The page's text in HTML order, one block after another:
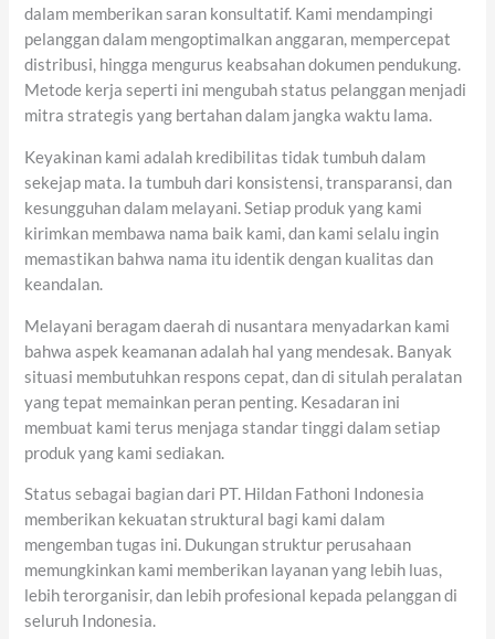
dalam memberikan saran konsultatif. Kami mendampingi
pelanggan dalam mengoptimalkan anggaran, mempercepat
distribusi, hingga mengurus keabsahan dokumen pendukung.
Metode kerja seperti ini mengubah status pelanggan menjadi
mitra strategis yang bertahan dalam jangka waktu lama.
Keyakinan kami adalah kredibilitas tidak tumbuh dalam
sekejap mata. Ia tumbuh dari konsistensi, transparansi, dan
kesungguhan dalam melayani. Setiap produk yang kami
kirimkan membawa nama baik kami, dan kami selalu ingin
memastikan bahwa nama itu identik dengan kualitas dan
keandalan.
Melayani beragam daerah di nusantara menyadarkan kami
bahwa aspek keamanan adalah hal yang mendesak. Banyak
situasi membutuhkan respons cepat, dan di situlah peralatan
yang tepat memainkan peran penting. Kesadaran ini
membuat kami terus menjaga standar tinggi dalam setiap
produk yang kami sediakan.
Status sebagai bagian dari PT. Hildan Fathoni Indonesia
memberikan kekuatan struktural bagi kami dalam
mengemban tugas ini. Dukungan struktur perusahaan
memungkinkan kami memberikan layanan yang lebih luas,
lebih terorganisir, dan lebih profesional kepada pelanggan di
seluruh Indonesia.